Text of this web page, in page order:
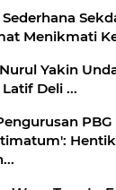
Menikmati
Yakin
Deli ...
PBG